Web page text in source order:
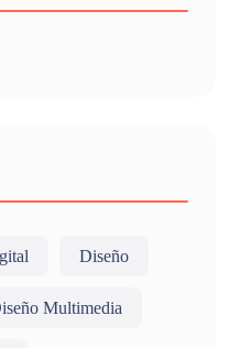
Diseño
Multimedia